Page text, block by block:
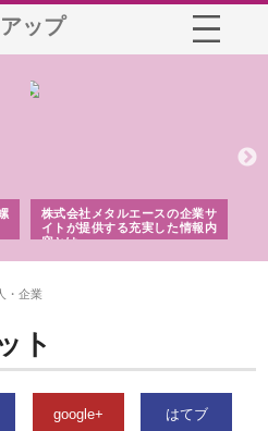
ップ
株式会社メタルエースの企業サ
イトが提供する充実した情報内
容とは
・企業
ト
google+ はてブ